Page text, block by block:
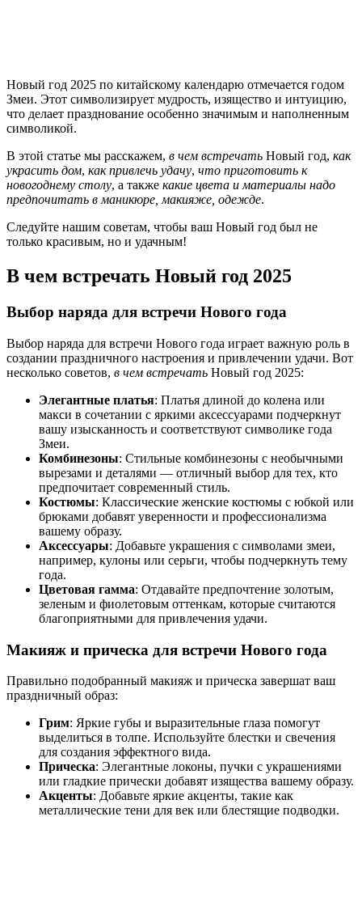
Новый год 2025 по китайскому календарю отмечается годом
Змеи. Этот символизирует мудрость, изящество и интуицию,
что делает празднование особенно значимым и наполненным
символикой.
В этой статье мы расскажем, в чем встречать Новый год, как
украсить дом, как привлечь удачу, что приготовить к
новогоднему столу, а также какие цвета и материалы надо
предпочитать в маникюре, макияже, одежде.
Следуйте нашим советам, чтобы ваш Новый год был не
только красивым, но и удачным!
В чем встречать Новый год 2025
Выбор наряда для встречи Нового года
Выбор наряда для встречи Нового года играет важную роль в
создании праздничного настроения и привлечении удачи. Вот
несколько советов, в чем встречать Новый год 2025:
Элегантные платья: Платья длиной до колена или
макси в сочетании с яркими аксессуарами подчеркнут
вашу изысканность и соответствуют символике года
Змеи.
Комбинезоны: Стильные комбинезоны с необычными
вырезами и деталями — отличный выбор для тех, кто
предпочитает современный стиль.
Костюмы: Классические женские костюмы с юбкой или
брюками добавят уверенности и профессионализма
вашему образу.
Аксессуары: Добавьте украшения с символами змеи,
например, кулоны или серьги, чтобы подчеркнуть тему
года.
Цветовая гамма: Отдавайте предпочтение золотым,
зеленым и фиолетовым оттенкам, которые считаются
благоприятными для привлечения удачи.
Макияж и прическа для встречи Нового года
Правильно подобранный макияж и прическа завершат ваш
праздничный образ:
Грим: Яркие губы и выразительные глаза помогут
выделиться в толпе. Используйте блестки и свечения
для создания эффектного вида.
Прическа: Элегантные локоны, пучки с украшениями
или гладкие прически добавят изящества вашему образу.
Акценты: Добавьте яркие акценты, такие как
металлические тени для век или блестящие подводки.